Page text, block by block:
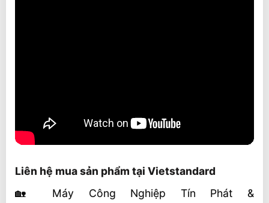
Liên hệ mua sản phẩm tại Vietstandard
🏡 Máy Công Nghiệp Tín Phát &